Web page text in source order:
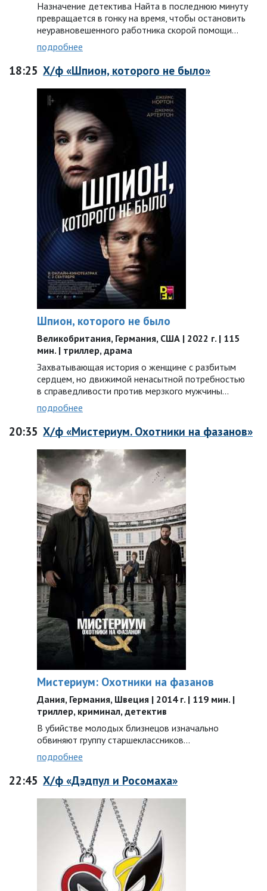
Назначение детектива Найта в последнюю минуту
превращается в гонку на время, чтобы остановить
неуравновешенного работника скорой помощи…
подробнее
18:25 Х/ф «Шпион, которого не было»
Шпион, которого не было
Великобритания, Германия, США | 2022 г. | 115
мин. | триллер, драма
Захватывающая история о женщине с разбитым
сердцем, но движимой ненасытной потребностью
в справедливости против мерзкого мужчины…
подробнее
20:35 Х/ф «Мистериум. Охотники на фазанов»
Мистериум: Охотники на фазанов
Дания, Германия, Швеция | 2014 г. | 119 мин. |
триллер, криминал, детектив
В убийстве молодых близнецов изначально
обвиняют группу старшеклассников...
подробнее
22:45 Х/ф «Дэдпул и Росомаха»